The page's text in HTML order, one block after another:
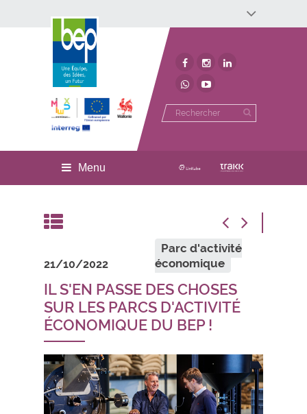
Développement économique
Développement territorial
Menu
21/10/2022
Parc d'activité
économique
IL S'EN PASSE DES CHOSES
SUR LES PARCS D'ACTIVITÉ
ÉCONOMIQUE DU BEP !